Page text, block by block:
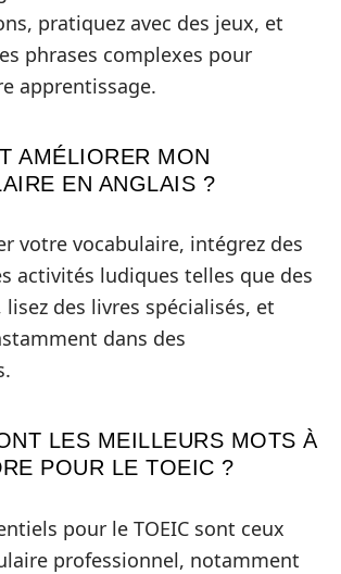
pratiquez avec des jeux, et
phrases complexes pour
apprentissage.
AMÉLIORER MON
EN ANGLAIS ?
votre vocabulaire, intégrez des
activités ludiques telles que des
des livres spécialisés, et
dans des
LES MEILLEURS MOTS À
POUR LE TOEIC ?
pour le TOEIC sont ceux
professionnel, notamment